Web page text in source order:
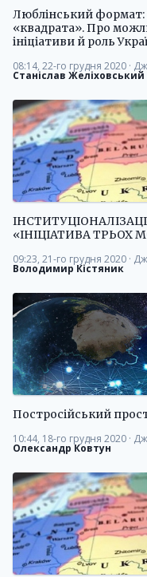
Люблінський формат:
«квадрата». Про
ініціативи й роль
08:14, 22-го грудня 2020 ·
Станіслав Желіховський
«ІНІЦІАТИВА ТРЬОХ
09:23, 21-го грудня 2020 ·
Володимир Кістяник
Постросійський
10:44, 18-го грудня 2020 ·
Олександр Ковтун